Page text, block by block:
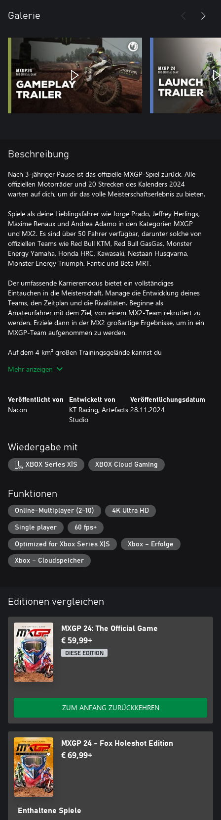
Galerie
Beschreibung
Nach 3-jähriger Pause ist das offizielle MXGP-Spiel zurück. Alle
offiziellen Motorräder und 20 Strecken des Kalenders 2024
warten auf dich, um dir das volle Meisterschaftserlebnis zu bieten.
Spiele als deine Lieblingsfahrer wie Jorge Prado, Jeffrey Herlings,
Maxime Renaux und Andrea Adamo in den Kategorien MXGP
und MX2. Es sind über 50 Fahrer verfügbar, darunter solche von
offiziellen Teams wie Red Bull KTM, Red Bull GasGas, Monster
Energy Yamaha, Honda HRC, Kawasaki, Nestaan Husqvarna,
Monster Energy Triumph, Fantic und Beta MRT.
Der umfassende Karrieremodus bietet ein vollständiges
Eintauchen in die Meisterschaft. Manage die Entwicklung deines
Teams, den Zeitplan und die Rivalitäten. Beginne als
Amateurfahrer mit dem Ziel, von einem MX2-Team rekrutiert zu
werden. Erziele dann in der MX2 großartige Ergebnisse, um in ein
MXGP-Team aufgenommen zu werden.
Auf dem 4 km² großen Trainingsgelände kannst du
Motorrad auf sechs Strecken und verschiedenen Geländetypen
MXGP ist ein realistisches Spiel, das mit fortschrittlicher Physik für
ein intensives Fahrgefühl sorgt und gleichzeitig eine
benutzerfreundliche Steuerung bietet, die Anfängern hilft, schnell
Und für wettbewerbsorientierte Spieler gibt es einen Online-
Mehrspielermodus, um sich mit den besten Fahrern der Welt zu
messen.
Mehr anzeigen
Veröffentlicht von
Nacon
Entwickelt von
KT Racing, Artefacts
Studio
Veröffentlichungsdatum
28.11.2024
Wiedergabe mit
XBOX Series X|S XBOX Cloud Gaming
Funktionen
Online-Multiplayer (2-10) 4K Ultra HD
Single player 60 fps+
Optimized for Xbox Series X|S Xbox – Erfolge
Xbox – Cloudspeicher
Editionen vergleichen
MXGP 24: The Official Game
€ 59,99+
DIESE EDITION
ZUM ANFANG ZURÜCKKEHREN
MXGP 24 - Fox Holeshot Edition
€ 69,99+
Enthaltene Spiele